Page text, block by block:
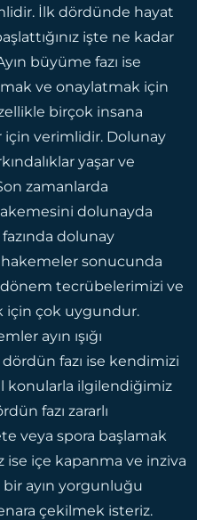
İlk dördünde hayat
işte ne kadar
büyüme fazı ise
ve onaylatmak için
birçok insana
için verimlidir. Dolunay
yaşar ve
zamanlarda
dolunayda
dolunay
sonucunda
dönem tecrübelerimizi ve
için çok uygundur.
ayın ışığı
fazı ise kendimizi
konularla ilgilendiğimiz
fazı zararlı
veya spora başlamak
içe kapanma ve inziva
ayın yorgunluğu
çekilmek isteriz.